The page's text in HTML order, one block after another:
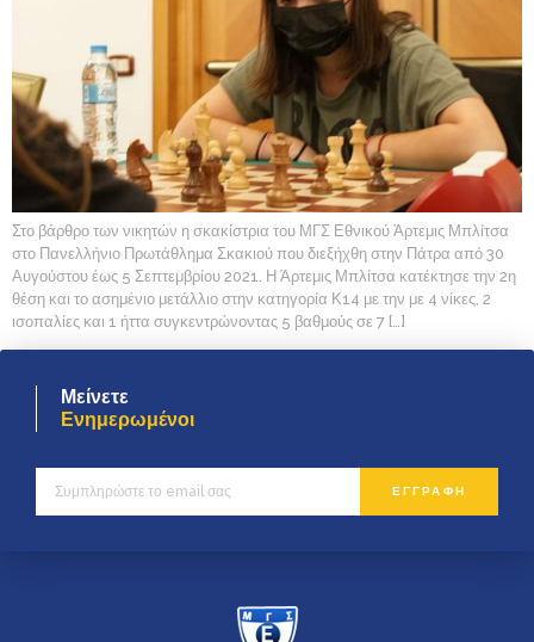
Στο βάρθρο των νικητών η σκακίστρια του ΜΓΣ Εθνικού Άρτεμις Μπλίτσα
στο Πανελλήνιο Πρωτάθλημα Σκακιού που διεξήχθη στην Πάτρα από 30
Αυγούστου έως 5 Σεπτεμβρίου 2021. Η Άρτεμις Μπλίτσα κατέκτησε την 2η
θέση και το ασημένιο μετάλλιο στην κατηγορία Κ14 με την με 4 νίκες, 2
ισοπαλίες και 1 ήττα συγκεντρώνοντας 5 βαθμούς σε 7 […]
Μείνετε
Ενημερωμένοι
ΕΓΓΡΑΦΗ